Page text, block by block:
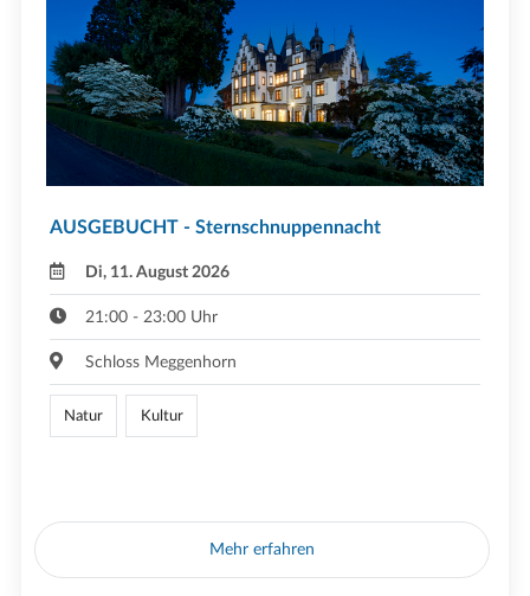
AUSGEBUCHT - Sternschnuppennacht
Di, 11. August 2026
21:00 - 23:00 Uhr
Schloss Meggenhorn
Natur Kultur
Mehr erfahren